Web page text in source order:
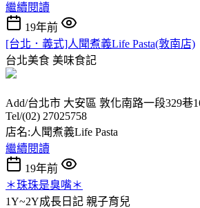
繼續閱讀
19年前
[台北．義式]人聞煮義Life Pasta(敦南店)
台北美食 美味食記
Add/台北市 大安區 敦化南路一段329巷
Tel/(02) 27025758
店名:人聞煮義Life Pasta
繼續閱讀
19年前
＊珠珠是臭嘴＊
1Y~2Y成長日記 親子育兒